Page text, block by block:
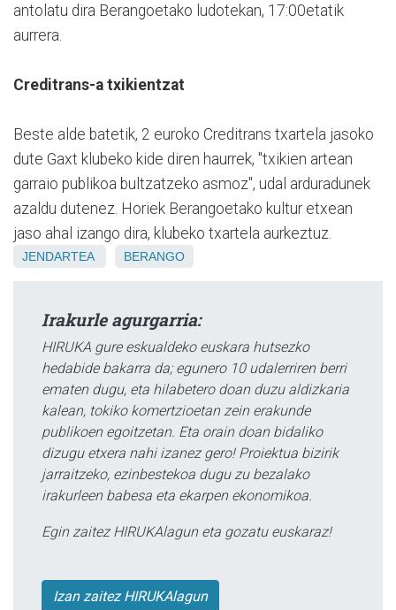
antolatu dira Berangoetako ludotekan, 17:00etatik
aurrera.
Creditrans-a txikientzat
Beste alde batetik, 2 euroko Creditrans txartela jasoko
dute Gaxt klubeko kide diren haurrek, "txikien artean
garraio publikoa bultzatzeko asmoz", udal arduradunek
azaldu dutenez. Horiek Berangoetako kultur etxean
jaso ahal izango dira, klubeko txartela aurkeztuz.
JENDARTEA BERANGO
Irakurle agurgarria:
HIRUKA gure eskualdeko euskara hutsezko
hedabide bakarra da; egunero 10 udalerriren berri
ematen dugu, eta hilabetero doan duzu aldizkaria
kalean, tokiko komertzioetan zein erakunde
publikoen egoitzetan. Eta orain doan bidaliko
dizugu etxera nahi izanez gero! Proiektua bizirik
jarraitzeko, ezinbestekoa dugu zu bezalako
irakurleen babesa eta ekarpen ekonomikoa.
Egin zaitez HIRUKAlagun eta gozatu euskaraz!
Izan zaitez HIRUKAlagun